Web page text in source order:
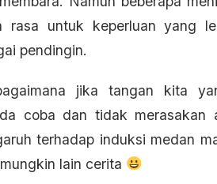
rasa untuk keperluan yang
pendingin.
jika tangan kita
coba dan tidak merasakan
terhadap induksi medan
lain cerita